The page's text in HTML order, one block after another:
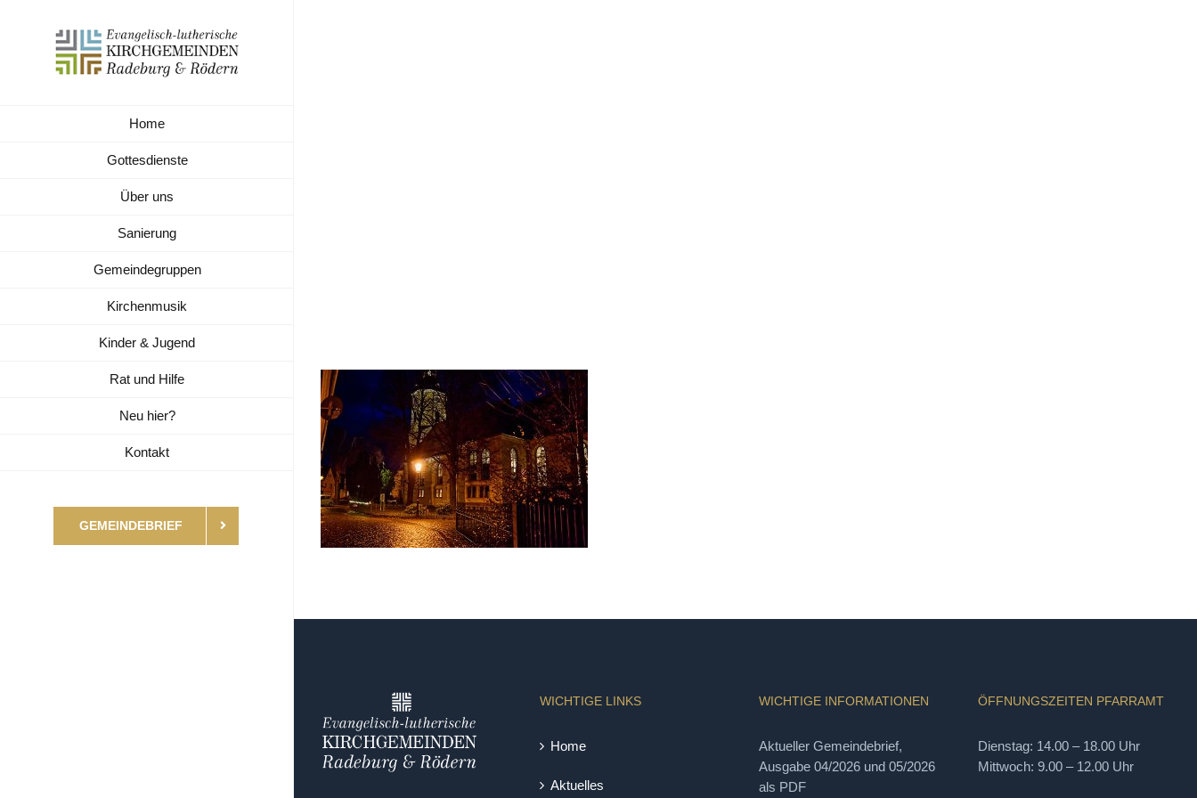
Home
Gottesdienste
Über uns
Sanierung
Gemeindegruppen
Kirchenmusik
Kinder & Jugend
Rat und Hilfe
Neu hier?
Kontakt
GEMEINDEBRIEF
WICHTIGE LINKS
Home
Aktuelles
WICHTIGE INFORMATIONEN
Aktueller Gemeindebrief,
Ausgabe 04/2026 und 05/2026
als PDF
ÖFFNUNGSZEITEN PFARRAMT
Dienstag: 14.00 – 18.00 Uhr
Mittwoch: 9.00 – 12.00 Uhr